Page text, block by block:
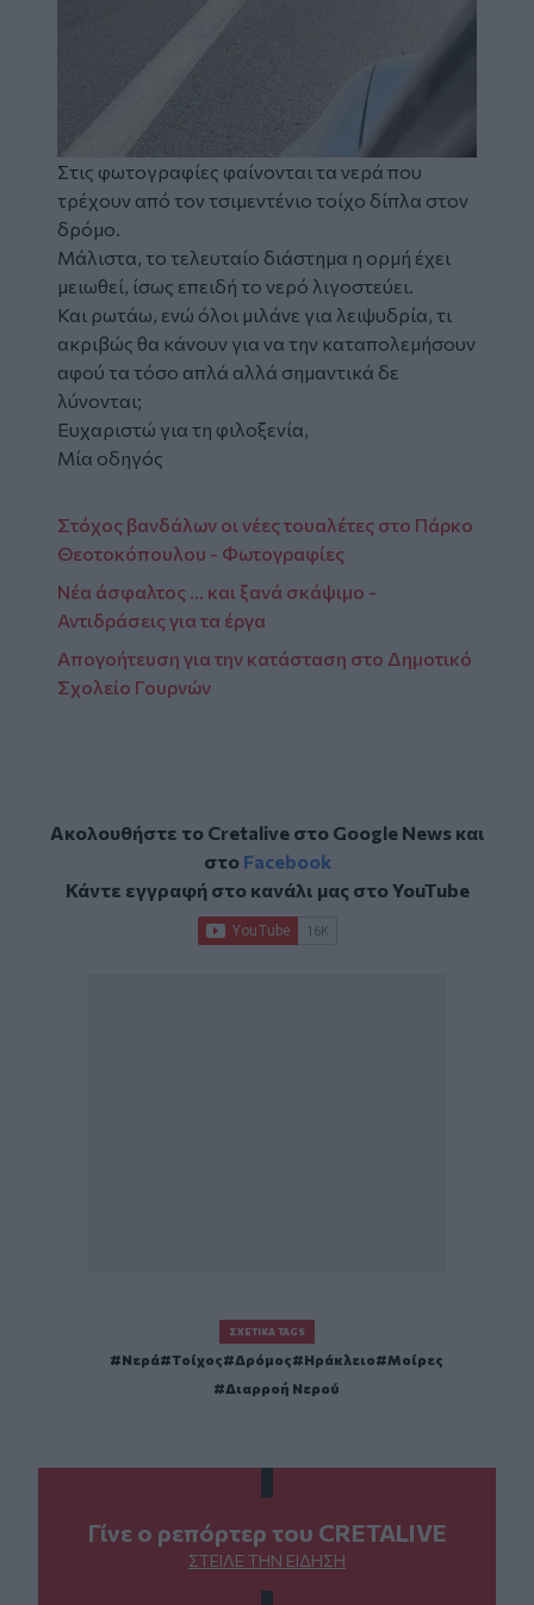
Στις φωτογραφίες φαίνονται τα νερά που
τρέχουν από τον τσιμεντένιο τοίχο δίπλα στον
δρόμο.
Μάλιστα, το τελευταίο διάστημα η ορμή έχει
μειωθεί, ίσως επειδή το νερό λιγοστεύει.
Και ρωτάω, ενώ όλοι μιλάνε για λειψυδρία, τι
ακριβώς θα κάνουν για να την καταπολεμήσουν
αφού τα τόσο απλά αλλά σημαντικά δε
λύνονται;
Ευχαριστώ για τη φιλοξενία,
Μία οδηγός
Στόχος βανδάλων οι νέες τουαλέτες στο Πάρκο
Θεοτοκόπουλου - Φωτογραφίες
Νέα άσφαλτος … και ξανά σκάψιμο -
Αντιδράσεις για τα έργα
Απογοήτευση για την κατάσταση στο Δημοτικό
Σχολείο Γουρνών
Ακολουθήστε το Cretalive στο Google Newsκαι
στο Facebook
Κάντε εγγραφή στο κανάλι μας στοYouTube
ΣΧΕΤΙΚΆ TAGS
Νερά Τοίχος Δρόμος Ηράκλειο
Μοίρες
Διαρροή Νερού
Γίνε ο ρεπόρτερ του CRETALIVE
ΣΤΕΊΛΕ ΤΗΝ ΕΊΔΗΣΗ